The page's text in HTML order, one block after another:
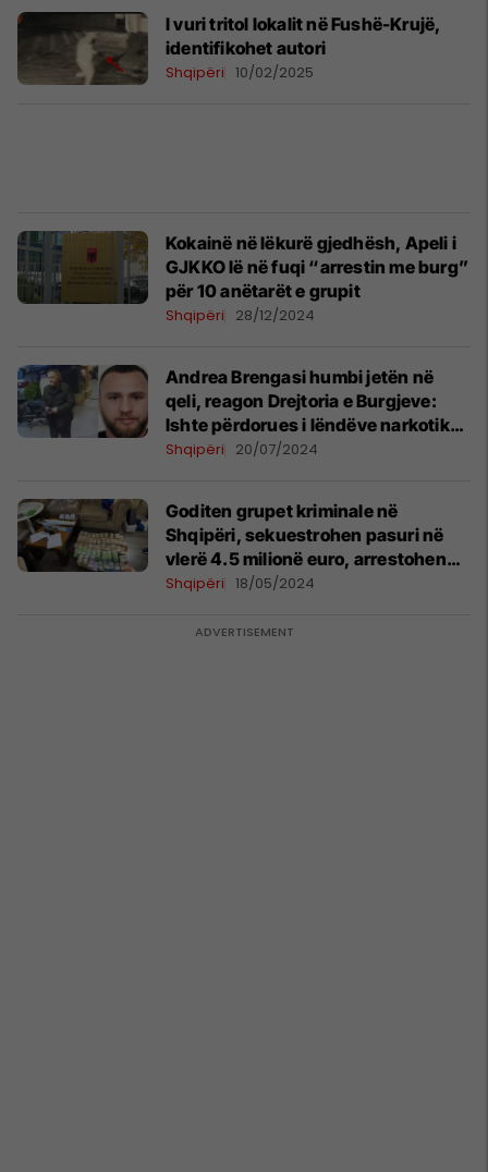
I vuri tritol lokalit në Fushë-Krujë,
identifikohet autori
Shqipëri 10/02/2025
Kokainë në lëkurë gjedhësh, Apeli i
GJKKO lë në fuqi “arrestin me burg”
për 10 anëtarët e grupit
Shqipëri 28/12/2024
Andrea Brengasi humbi jetën në
qeli, reagon Drejtoria e Burgjeve:
Ishte përdorues i lëndëve narkotike,
pësoi arrest kardiak
Shqipëri 20/07/2024
Goditen grupet kriminale në
Shqipëri, sekuestrohen pasuri në
vlerë 4.5 milionë euro, arrestohen
50 persona
Shqipëri 18/05/2024